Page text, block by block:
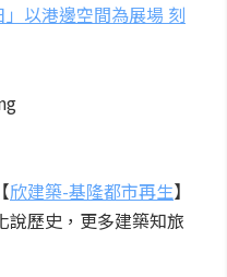
」以港邊空間為展場 刻
欣建築-基隆都市再生】
說歷史，更多建築知旅